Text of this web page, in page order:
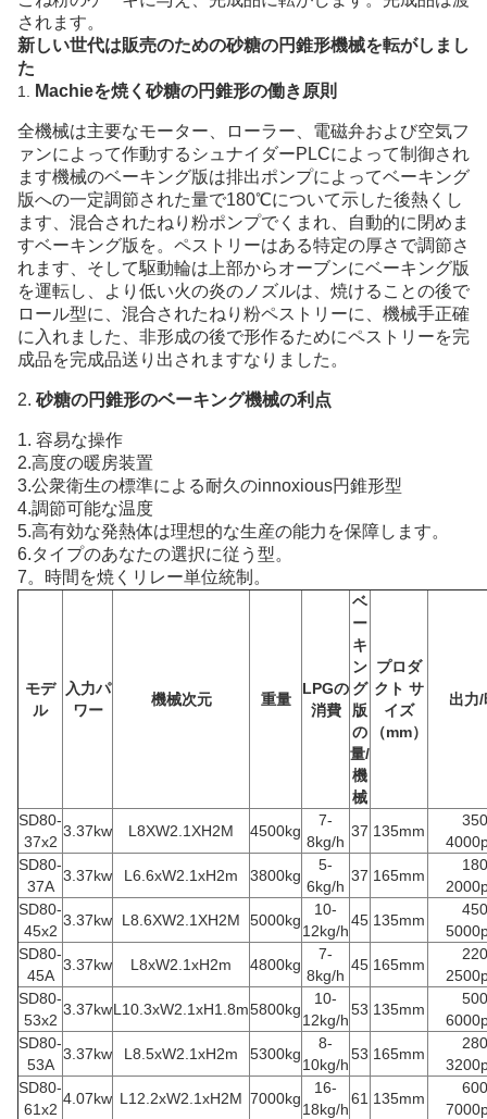
されます。
新しい世代は販売のための砂糖の円錐形機械を転がしまし
た
1. Machieを焼く砂糖の円錐形の働き原則
全機械は主要なモーター、ローラー、電磁弁および空気フ
ァンによって作動するシュナイダーPLCによって制御され
ます機械のベーキング版は排出ポンプによってベーキング
版への一定調節された量で180℃について示した後熱くし
ます、混合されたねり粉ポンプでくまれ、自動的に閉めま
すベーキング版を。ペストリーはある特定の厚さで調節さ
れます、そして駆動輪は上部からオーブンにベーキング版
を運転し、より低い火の炎のノズルは、焼けることの後で
ロール型に、混合されたねり粉ペストリーに、機械手正確
に入れました、非形成の後で形作るためにペストリーを完
成品を完成品送り出されますなりました。
2. 砂糖の円錐形のベーキング機械の利点
1. 容易な操作
2.高度の暖房装置
3.公衆衛生の標準による耐久のinnoxious円錐形型
4.調節可能な温度
5.高有効な発熱体は理想的な生産の能力を保障します。
6.タイプのあなたの選択に従う型。
7。時間を焼くリレー単位統制。
モデ
ル
入力パ
ワー
機械次元 重量
LPGの
消費
ベ
ー
キ
ン
グ
版
の
量/
機
械
プロダ
クト サ
イズ
（mm）
出力
SD80-
37x2
3.37kw L8XW2.1XH2M 4500kg
7-
8kg/h
37 135mm
SD80-
37A
3.37kw L6.6xW2.1xH2m 3800kg
5-
6kg/h
37 165mm
SD80-
45x2
3.37kw L8.6XW2.1XH2M 5000kg
10-
12kg/h
45 135mm
SD80-
45A
3.37kw L8xW2.1xH2m 4800kg
7-
8kg/h
45 165mm
SD80-
53x2
3.37kwL10.3xW2.1xH1.8m5800kg
10-
12kg/h
53 135mm
SD80-
53A
3.37kw L8.5xW2.1xH2m 5300kg
8-
10kg/h
53 165mm
SD80-
61x2
4.07kw L12.2xW2.1xH2M 7000kg
16-
18kg/h
61 135mm